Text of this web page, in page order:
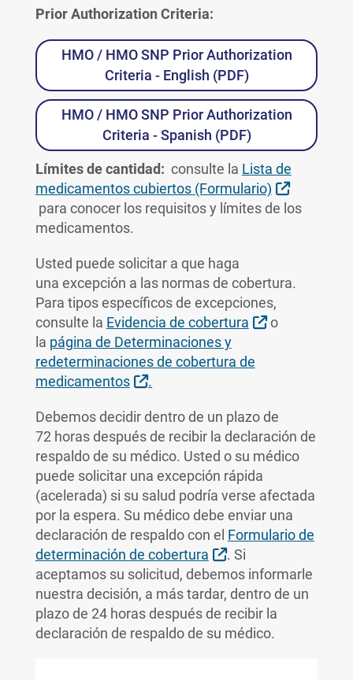
Prior Authorization Criteria:
HMO / HMO SNP Prior Authorization
Criteria - English (PDF)
HMO / HMO SNP Prior Authorization
Criteria - Spanish (PDF)
Límites de cantidad: consulte la Lista de
medicamentos cubiertos (Formulario)
Sitio Externo
para conocer los requisitos y límites de los
medicamentos.
Usted puede solicitar a que haga
una excepción a las normas de cobertura.
Para tipos específicos de excepciones,
consulte la Evidencia de cobertura Sitio Externo
o
la página de Determinaciones y
redeterminaciones de cobertura de
medicamentos
Sitio Externo
.
Debemos decidir dentro de un plazo de
72 horas después de recibir la declaración de
respaldo de su médico. Usted o su médico
puede solicitar una excepción rápida
(acelerada) si su salud podría verse afectada
por la espera. Su médico debe enviar una
declaración de respaldo con el Formulario de
determinación de cobertura
Sitio Externo
. Si
aceptamos su solicitud, debemos informarle
nuestra decisión, a más tardar, dentro de un
plazo de 24 horas después de recibir la
declaración de respaldo de su médico.